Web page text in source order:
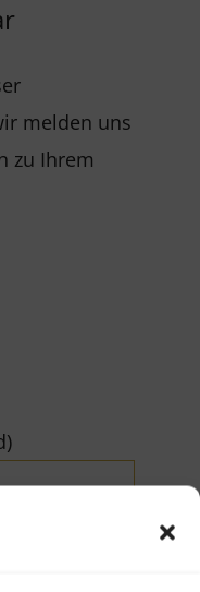
melden uns
zu Ihrem